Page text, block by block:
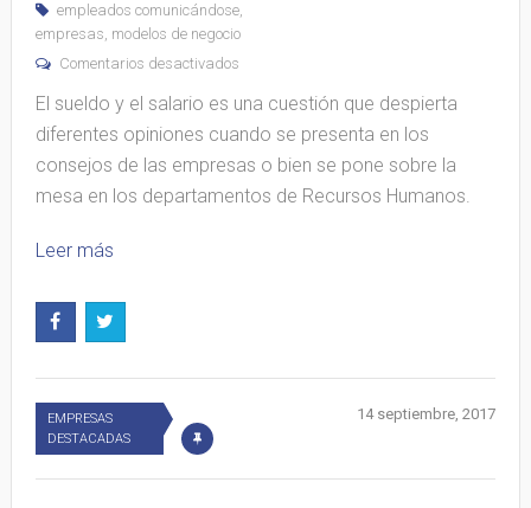
empleados comunicándose,
empresas, modelos de negocio
Comentarios desactivados
El sueldo y el salario es una cuestión que despierta
diferentes opiniones cuando se presenta en los
consejos de las empresas o bien se pone sobre la
mesa en los departamentos de Recursos Humanos.
Leer más
EMPRESAS
DESTACADAS
14 septiembre, 2017